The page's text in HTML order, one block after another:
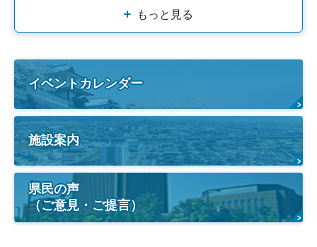
もっと見る
イベントカレンダー
施設案内
県民の声
（ご意見・ご提言）